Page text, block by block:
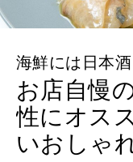
[12星
[12星座
女神
算命
海鮮には日本
お店自慢
性にオス
いおしゃ